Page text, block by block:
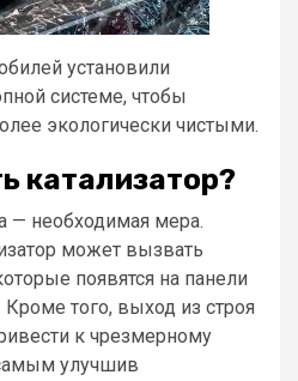
установили
системе, чтобы
экологически чистыми.
катализатор?
— необходимая мера.
может вызвать
появятся на панели
того, выход из строя
к чрезмерному
улучшив